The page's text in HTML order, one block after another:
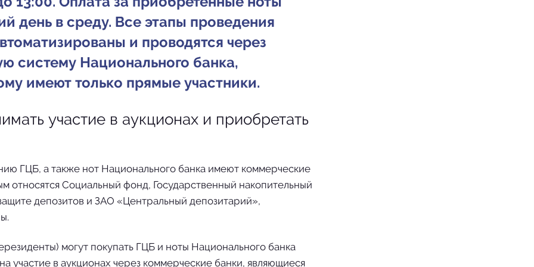
день в среду. Все этапы проведения
и проводятся через
систему Национального банка,
имеют только прямые участники.
участие в аукционах и приобретать
ГЦБ, а также нот Национального банка имеют коммерческие
относятся Социальный фонд, Государственный накопительный
депозитов и ЗАО «Центральный депозитарий»,
могут покупать ГЦБ и ноты Национального банка
участие в аукционах через коммерческие банки, являющиеся